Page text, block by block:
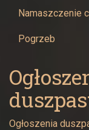
Namaszczenie
Pogrzeb
Ogłoszenia